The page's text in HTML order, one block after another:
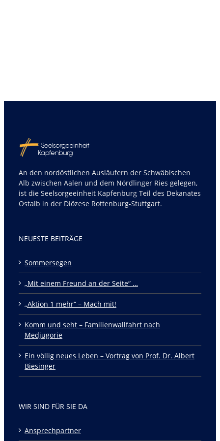
An den nordöstlichen Ausläufern der Schwäbischen
Alb zwischen Aalen und dem Nördlinger Ries gelegen,
ist die Seelsorgeeinheit Kapfenburg Teil des Dekanates
Ostalb in der Diözese Rottenburg-Stuttgart.
NEUESTE BEITRÄGE
Sommersegen
„Mit einem Freund an der Seite“ …
„Aktion 1 mehr“ – Mach mit!
Komm und seht – Familienwallfahrt nach
Medjugorie
Ein völlig neues Leben – Vortrag von Prof. Dr. Albert
Biesinger
WIR SIND FÜR SIE DA
Ansprechpartner